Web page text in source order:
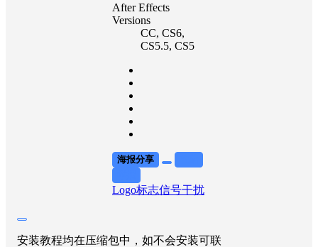
After Effects
Versions
CC, CS6,
CS5.5, CS5
海报分享
Logo标志信号干扰
安装教程均在压缩包中，如不会安装可联